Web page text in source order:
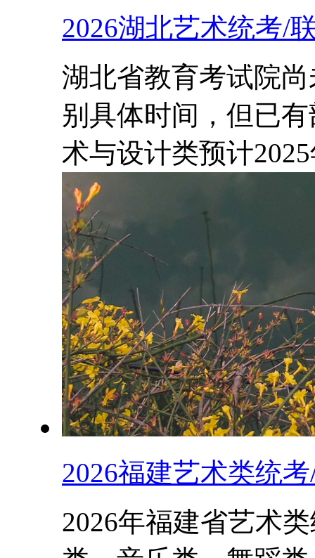
2026湖北艺术统考/
湖北省教育考试院
别具体时间，但已
术与设计类预计
2026福建艺术类统
2026年福建省艺术